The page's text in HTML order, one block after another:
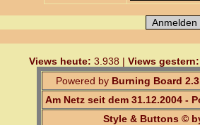
Views heute: 3.938 | Views gestern:
Powered by Burning Board
Am Netz seit dem 31.12.2004 -
Style & Buttons ©